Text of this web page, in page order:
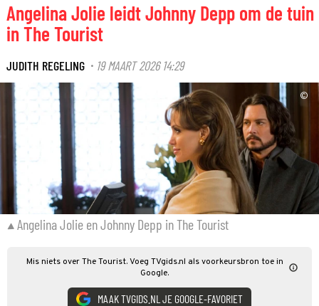
Angelina Jolie leidt Johnny Depp om de tuin
in The Tourist
JUDITH REGELING · 19 MAART 2026 14:29
©
Angelina Jolie en Johnny Depp in The Tourist
Mis niets over The Tourist. Voeg TVgids.nl als voorkeursbron toe in
Google.
MAAK TVGIDS.NL JE GOOGLE-FAVORIET